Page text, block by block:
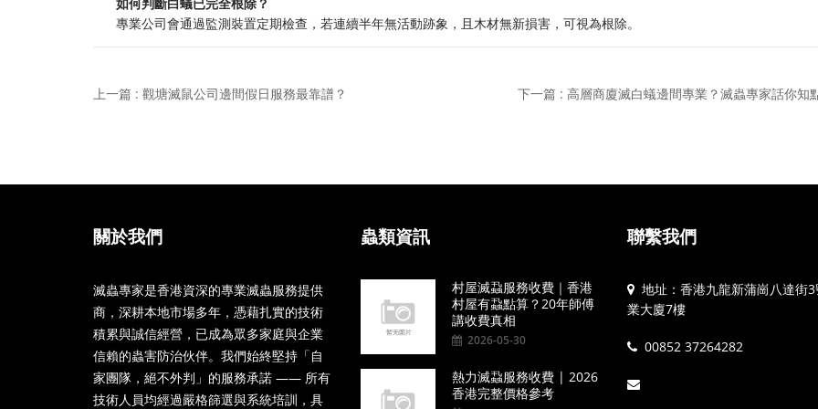
專業公司會通過監測裝置定期檢查，若連續半年無活動跡象，且木材無新損害，可視為根除。
上一篇 : 觀塘滅鼠公司邊間假日服務最靠譜？ 下一篇 : 高層商廈滅白蟻邊間專業？滅蟲專家話你知
關於我們
滅蟲專家是香港資深的專業滅蟲服務提供
商，深耕本地市場多年，憑藉扎實的技術
積累與誠信經營，已成為眾多家庭與企業
信賴的蟲害防治伙伴。我們始終堅持「自
家團隊，絕不外判」的服務承諾 —— 所有
技術人員均經過嚴格篩選與系統培訓，具
蟲類資訊
村屋滅蝨服務收費｜香港
村屋有蝨點算？20年師傅
講收費真相
2026-05-30
熱力滅蝨服務收費 | 2026
香港完整價格參考
聯繫我們
地址：香港九龍新蒲崗八達街
業大廈7樓
00852 37264282